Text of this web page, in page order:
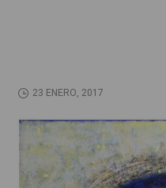
23 ENERO, 2017